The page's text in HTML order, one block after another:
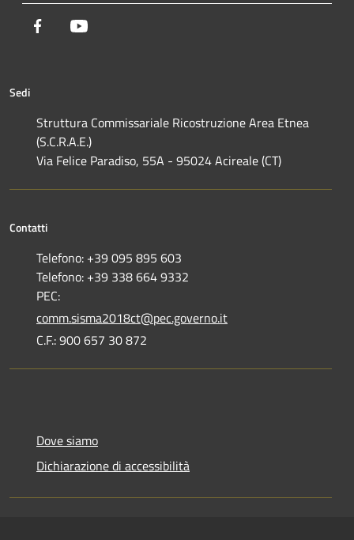
Facebook
Sedi
Struttura Commissariale Ricostruzione Area Etnea
(S.C.R.A.E.)
Via Felice Paradiso, 55A - 95024 Acireale (CT)
Contatti
Telefono: +39 095 895 603
Telefono: +39 338 664 9332
PEC:
comm.sisma2018ct@pec.governo.it
C.F.: 900 657 30 872
Dove siamo
Dichiarazione di accessibilità